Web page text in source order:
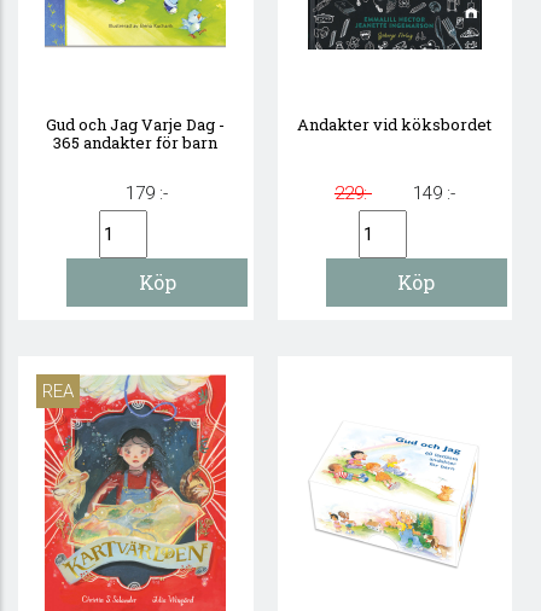
Gud och Jag Varje Dag -
365 andakter för barn
179 :-
Andakter vid köksbordet
229:- 149 :-
REA